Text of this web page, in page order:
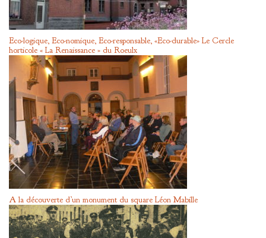
Eco-logique, Eco-nomique, Eco-responsable, «Eco-durable» Le Cercle
horticole « La Renaissance » du Roeulx
A la découverte d’un monument du square Léon Mabille